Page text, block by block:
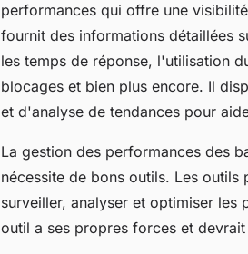
performances qui offre une
fournit des informations détaillées
les temps de réponse, l'utilisation
blocages et bien plus encore. Il
et d'analyse de tendances pour
La gestion des performances des
nécessite de bons outils. Les
surveiller, analyser et optimiser les
outil a ses propres forces et